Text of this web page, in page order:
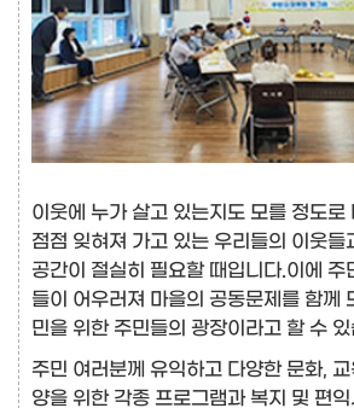
이웃에 누가 살고 있는지도 모를 정도로
점점 잊혀져 가고 있는 우리들의 이웃들
공간이 절실히 필요할 때입니다.이에 주
들이 어우러져 마을의 공동문제를 함께
민을 위한 주민들의 광장이라고 할 수 있
주민 여러분께 유익하고 다양한 문화,
양을 위한 각종 프로그램과 복지 및 편